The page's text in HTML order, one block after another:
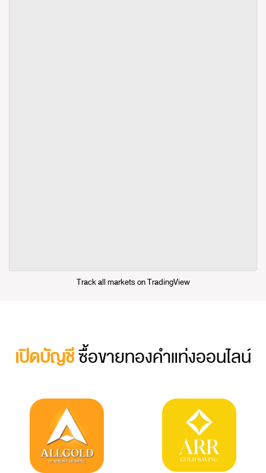
Track all markets on TradingView
เปิดบัญชีซื้อขายทองคำแท่งออนไลน์